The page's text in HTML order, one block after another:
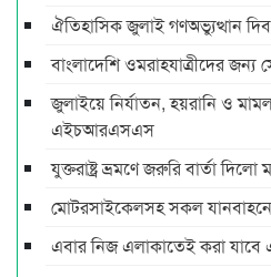
ঐতিহাসিক জুলাই গণঅভ্যুত্থান
বাংলাদেশি ওমরাহযাত্রীদের
জুলাইয়ে নির্যাতন, হয়রানি ও
এইচআরএসএস
যুক্তরাষ্ট্র ভ্রমণে জরুরি বার্তা দিলো
মোটরসাইকেলসহ সকল
এবার নিজ এলাকাতেই করা